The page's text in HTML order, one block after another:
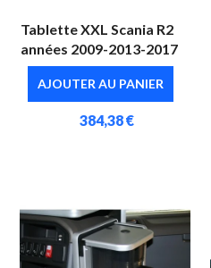
Tablette XXL Scania R2
années 2009-2013-2017
AJOUTER AU PANIER
384,38 €